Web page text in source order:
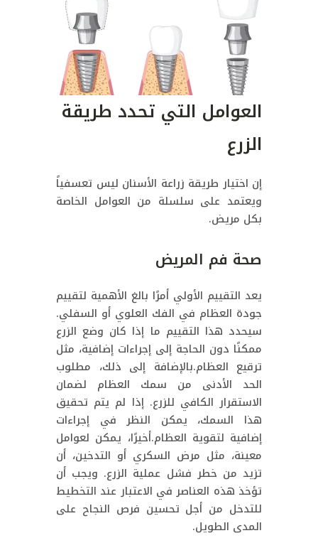
العوامل التي تحدد طريقة
الزرع
إن اختيار طريقة زراعة الأسنان ليس تعسفياً
ويعتمد على سلسلة من العوامل الخاصة
بكل مريض.
صحة فم المريض
يعد التقييم الأولي أمرًا بالغ الأهمية لتقييم
جودة العظام في الفك العلوي أو السفلي.
سيحدد هذا التقييم ما إذا كان وضع الزرع
ممكنًا دون الحاجة إلى إجراءات إضافية، مثل
ترقيع العظام.بالإضافة إلى ذلك، مطلوب
الحد الأدنى من سمك العظام لضمان
الاستقرار الكافي للزرع. إذا لم يتم تحقيق
هذا السمك، يمكن النظر في إجراءات
إضافية لتقوية العظام.أخيرًا، يمكن لعوامل
معينة، مثل مرض السكري أو التدخين، أن
تزيد من خطر فشل عملية الزرع. ويجب أن
تؤخذ هذه العناصر في الاعتبار عند التخطيط
للتدخل من أجل تحسين فرص النجاح على
المدى الطويل.